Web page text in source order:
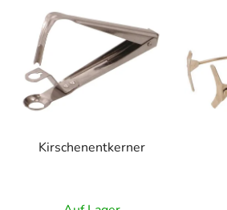
Kirschenentkerner